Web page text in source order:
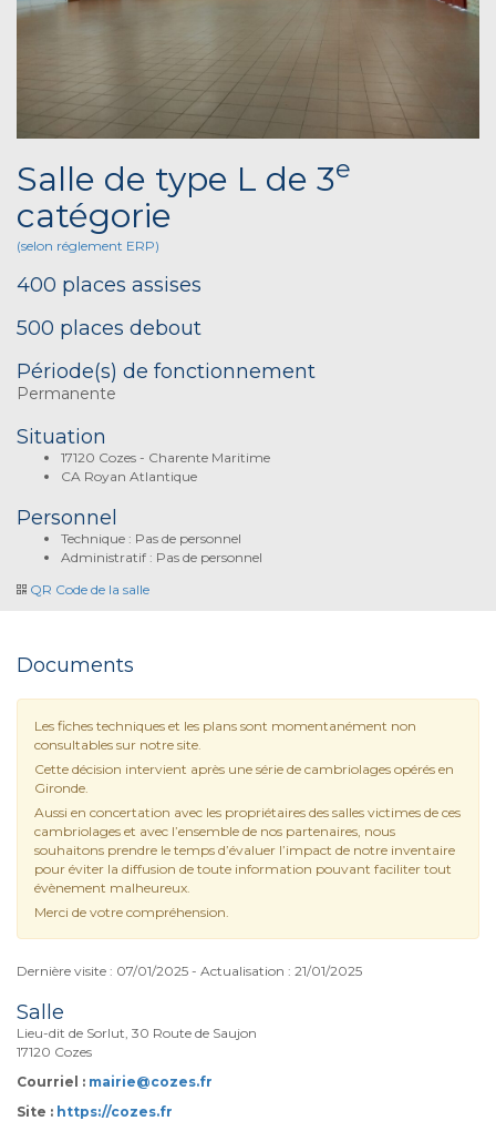
Salle de type L de 3e
catégorie
(selon réglement ERP)
400 places assises
500 places debout
Période(s) de fonctionnement
Permanente
Situation
17120 Cozes - Charente Maritime
CA Royan Atlantique
Personnel
Technique : Pas de personnel
Administratif : Pas de personnel
QR Code de la salle
Documents
Les fiches techniques et les plans sont momentanément non
consultables sur notre site.
Cette décision intervient après une série de cambriolages opérés en
Gironde.
Aussi en concertation avec les propriétaires des salles victimes de ces
cambriolages et avec l’ensemble de nos partenaires, nous
souhaitons prendre le temps d’évaluer l’impact de notre inventaire
pour éviter la diffusion de toute information pouvant faciliter tout
évènement malheureux.
Merci de votre compréhension.
Dernière visite : 07/01/2025 - Actualisation : 21/01/2025
Salle
Lieu-dit de Sorlut, 30 Route de Saujon
17120 Cozes
Courriel : mairie@cozes.fr
Site : https://cozes.fr